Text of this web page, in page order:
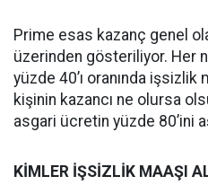
Prime esas kazanç genel
üzerinden gösteriliyor. Her
yüzde 40’ı oranında işsizlik
kişinin kazancı ne olursa
asgari ücretin yüzde 80’ini
KİMLER İŞSİZLİK MAAŞI